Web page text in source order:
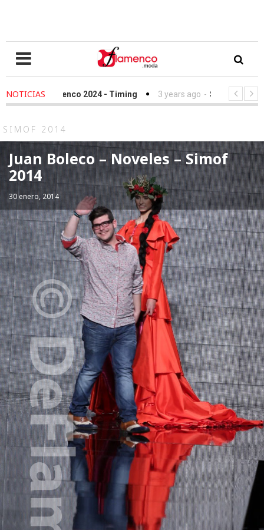
NOTICIAS2024 - Timing 3 years ago - Simof 2023 - Timing
4
SIMOF 2014
Juan Boleco – Noveles – Simof
2014
30 enero, 2014